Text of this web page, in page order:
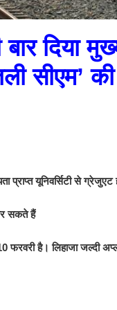
दिया
सीएम’
यूनिवर्सिटी से ग्रेजुएट
सकते हैं
है। लिहाजा जल्‍दी